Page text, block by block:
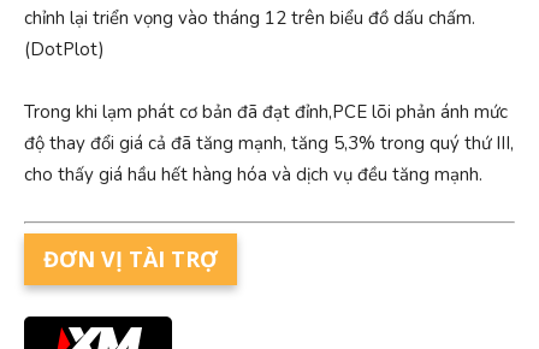
chỉnh lại triển vọng vào tháng 12 trên biểu đồ dấu chấm.
(DotPlot)
Trong khi lạm phát cơ bản đã đạt đỉnh,PCE lõi phản ánh mức
độ thay đổi giá cả đã tăng mạnh, tăng 5,3% trong quý thứ III,
cho thấy giá hầu hết hàng hóa và dịch vụ đều tăng mạnh.
ĐƠN VỊ TÀI TRỢ